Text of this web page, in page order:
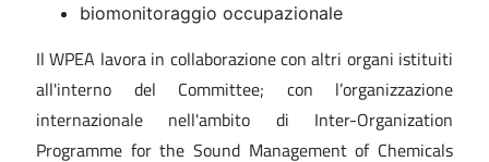
biomonitoraggio occupazionale
Il WPEA lavora in collaborazione con altri organi istituiti
all'interno del Committee; con l’organizzazione
internazionale nell'ambito di Inter-Organization
Programme for the Sound Management of Chemicals